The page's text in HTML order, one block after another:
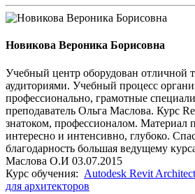
Новикова Вероника Борисовна
Учебный центр оборудован отличной
аудиториями. Учебный процесс
профессионально, грамотные
преподаватель Ольга Маслова. Курс
знатоком, профессионалом. Материал
интересно и интенсивно, глубоко.
благодарность большая ведущему
Маслова О.И 03.07.2015
Курс обучения: Autodesk Revit
для архитекторов